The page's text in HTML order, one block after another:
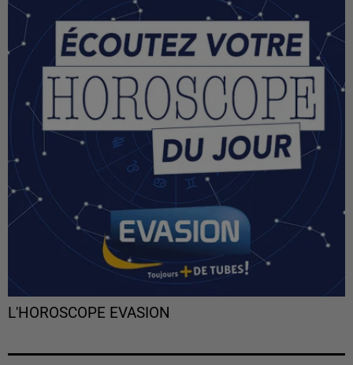
L'HOROSCOPE EVASION